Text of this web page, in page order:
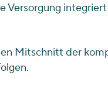
Versorgung
Mitschnitt der